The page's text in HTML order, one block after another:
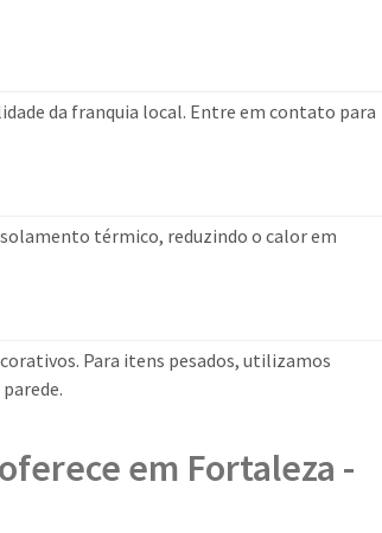
da franquia local. Entre em contato para
térmico, reduzindo o calor em
Para itens pesados, utilizamos
em Fortaleza -